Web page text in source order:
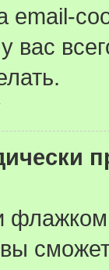
email-
вас